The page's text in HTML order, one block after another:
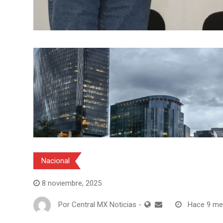
Nacional
8 noviembre, 2025
Por Central MX Noticias - Hace 9